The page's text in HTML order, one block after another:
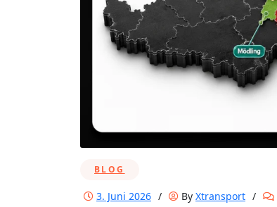
BLOG
3. Juni 2026 / By Xtransport /